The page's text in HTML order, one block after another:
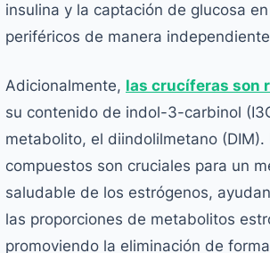
insulina y la captación de glucosa
periféricos de manera
Adicionalmente, las crucíferas son
su contenido de indol-3-carbinol
metabolito, el diindolilmetano (DIM).
compuestos son cruciales para un
saludable de los estrógenos,
las proporciones de metabolitos
promoviendo la eliminación de